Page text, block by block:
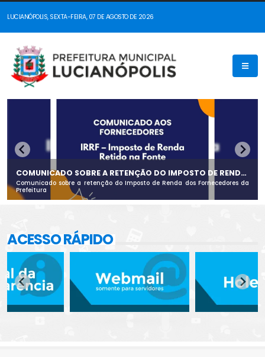
LUCIANÓPOLIS, SEXTA-FEIRA, 07 DE AGOSTO DE 2026
COMUNICADO SOBRE A RETENÇÃO DO IMPOSTO DE RENDA
DOS FORNECEDORES DA PREFEITURA
Comunicado sobre a retenção do Imposto de Renda dos Fornecedores da
Prefeitura
ACESSO RÁPIDO